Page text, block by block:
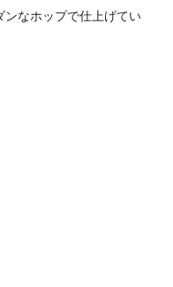
なホップで仕上げてい